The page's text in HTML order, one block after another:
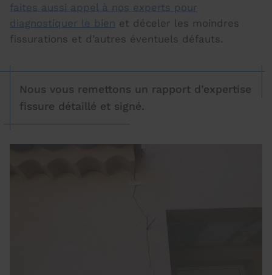
faites aussi appel à nos experts pour
diagnostiquer le bien et déceler les moindres
fissurations et d’autres éventuels défauts.
Nous vous remettons un rapport d’expertise
fissure détaillé et signé.